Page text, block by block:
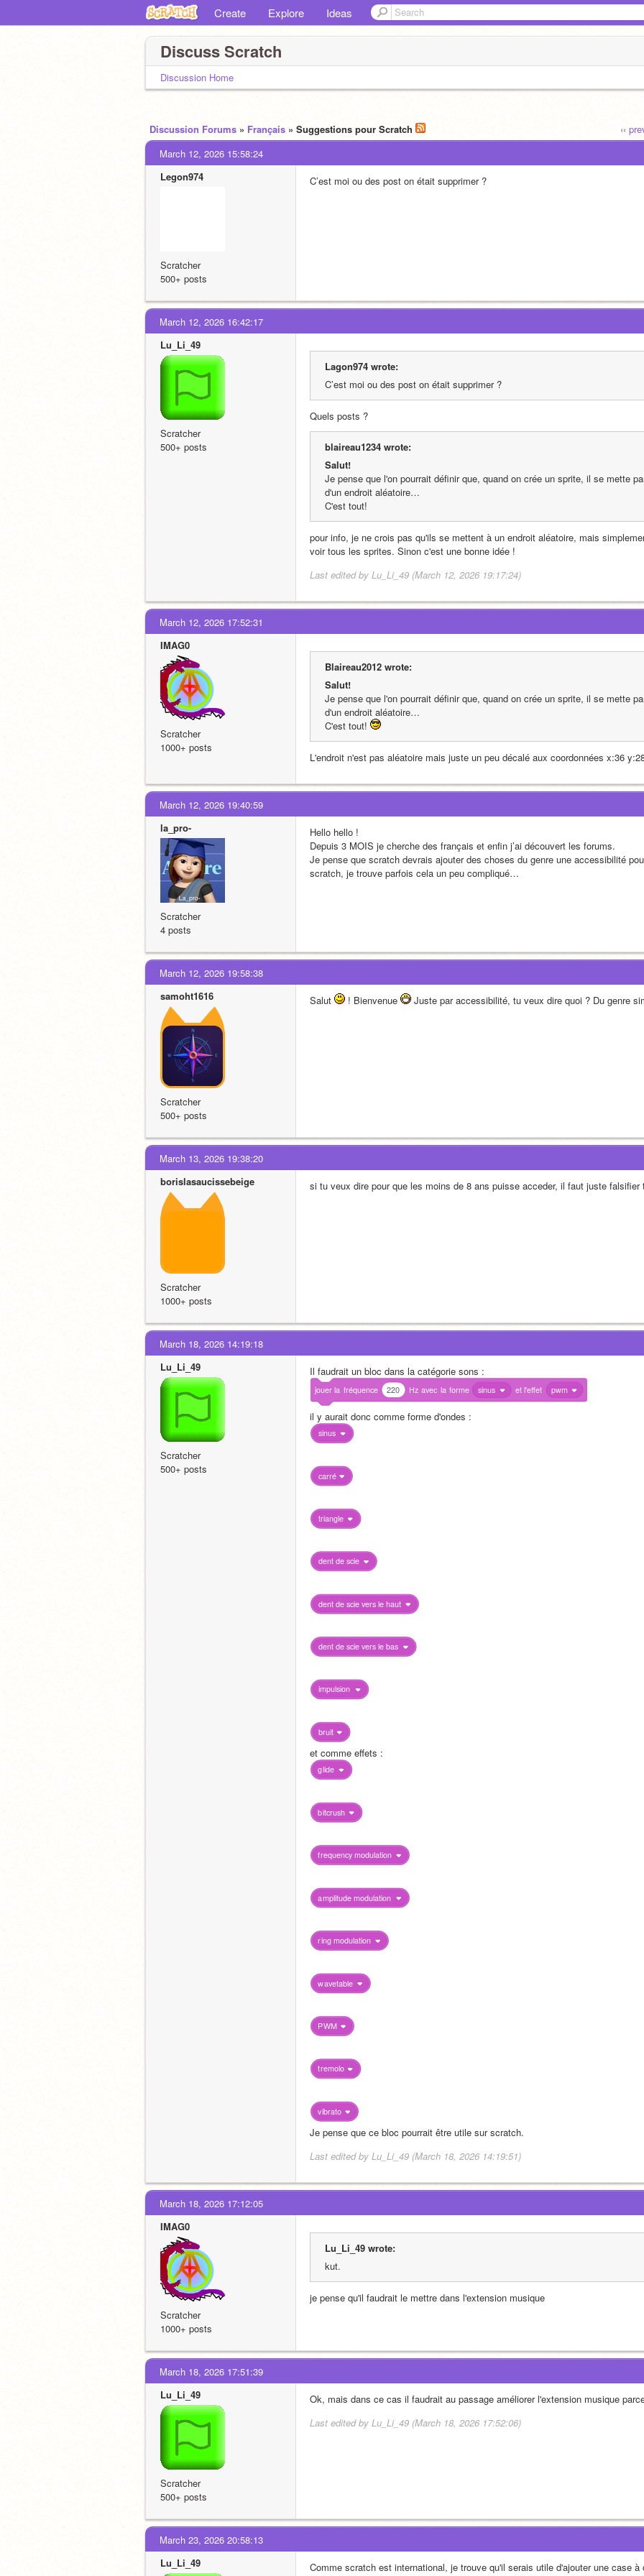
Create Explore Ideas
Discuss Scratch
Discussion Home
‹‹
Discussion Forums » Français » Suggestions pour Scratch
March 12, 2026 15:58:24
Legon974
Scratcher
500+ posts
C’est moi ou des post on était supprimer ?
March 12, 2026 16:42:17
Lu_Li_49
Scratcher
500+ posts
Lagon974 wrote:
C’est moi ou des post on était supprimer ?
Quels posts ?
blaireau1234 wrote:
Salut!
Je pense que l'on pourrait définir que, quand on crée un sprite, il se mette
d'un endroit aléatoire…
C'est tout!
pour info, je ne crois pas qu'ils se mettent à un endroit aléatoire, mais
voir tous les sprites. Sinon c'est une bonne idée !
Last edited by Lu_Li_49 (March 12, 2026 19:17:24)
March 12, 2026 17:52:31
IMAG0
Scratcher
1000+ posts
Blaireau2012 wrote:
Salut!
Je pense que l'on pourrait définir que, quand on crée un sprite, il se mette
d'un endroit aléatoire…
C'est tout!
L'endroit n'est pas aléatoire mais juste un peu décalé aux coordonnées x:36
March 12, 2026 19:40:59
la_pro-
Scratcher
4 posts
Hello hello !
Depuis 3 MOIS je cherche des français et enfin j’ai découvert les forums.
Je pense que scratch devrais ajouter des choses du genre une accessibilité
scratch, je trouve parfois cela un peu compliqué…
March 12, 2026 19:58:38
samoht1616
Scratcher
500+ posts
Salut ! Bienvenue Juste par accessibilité, tu veux dire quoi ? Du genre
March 13, 2026 19:38:20
borislasaucissebeige
Scratcher
1000+ posts
si tu veux dire pour que les moins de 8 ans puisse acceder, il faut juste
March 18, 2026 14:19:18
Lu_Li_49
Scratcher
500+ posts
Il faudrait un bloc dans la catégorie sons :
jouer la fréquence 220 Hz avec la forme sinus et l'effet pwm
il y aurait donc comme forme d'ondes :
sinus
carré
triangle
dent de scie
dent de scie vers le haut
dent de scie vers le bas
impulsion
bruit
et comme effets :
glide
bitcrush
frequency modulation
amplitude modulation
ring modulation
wavetable
PWM
tremolo
vibrato
Je pense que ce bloc pourrait être utile sur scratch.
Last edited by Lu_Li_49 (March 18, 2026 14:19:51)
March 18, 2026 17:12:05
IMAG0
Scratcher
1000+ posts
Lu_Li_49 wrote:
kut.
je pense qu'il faudrait le mettre dans l'extension musique
March 18, 2026 17:51:39
Lu_Li_49
Scratcher
500+ posts
Ok, mais dans ce cas il faudrait au passage améliorer l'extension musique
Last edited by Lu_Li_49 (March 18, 2026 17:52:06)
March 23, 2026 20:58:13
Lu_Li_49
Comme scratch est international, je trouve qu'il serais utile d'ajouter une case